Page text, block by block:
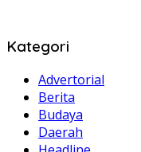
Kategori
Advertorial
Berita
Budaya
Daerah